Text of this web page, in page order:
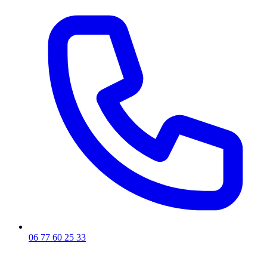
06 77 60 25 33